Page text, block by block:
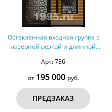
Остекленная входная группа с
лазерной резкой и длинной
Арт: 786
от 195 000 руб.
ПРЕДЗАКАЗ